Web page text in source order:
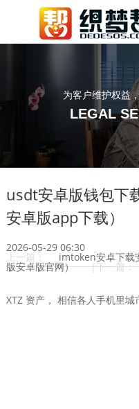
为客户维护权益
LEGAL
usdt安卓版钱包下
安卓版app下载）
2026-05-29 06:30
上一篇： imtoken安卓下载
版安卓版官网） |下一篇：
XTZ 资产， 相信各人手机里城